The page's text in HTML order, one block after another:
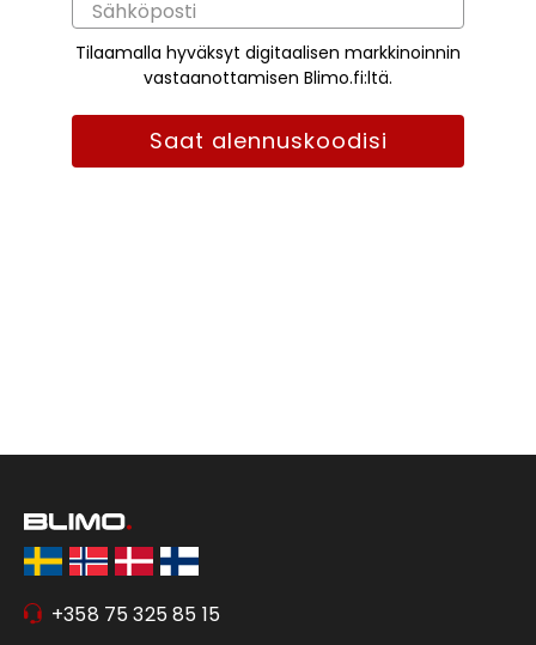
Tilaamalla hyväksyt digitaalisen markkinoinnin
vastaanottamisen Blimo.fi:ltä.
Saat alennuskoodisi
+358 75 325 85 15